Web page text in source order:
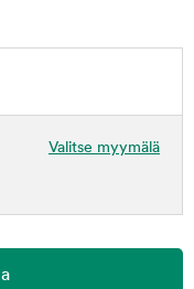
Valitse myymälä